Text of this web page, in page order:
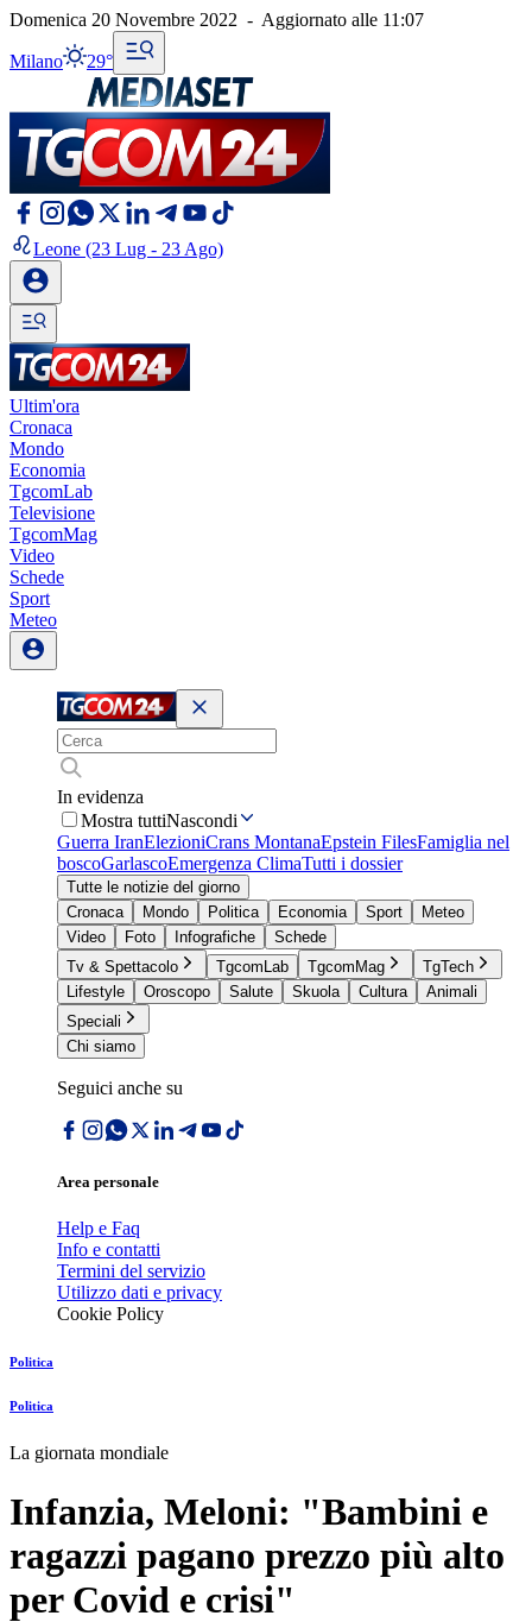
Domenica 20 Novembre 2022 - Aggiornato alle 11:07
Milano 29°
Leone (23 Lug - 23 Ago)
Ultim'ora
Cronaca
Mondo
Economia
TgcomLab
Televisione
TgcomMag
Video
Schede
Sport
Meteo
In evidenza
Mostra tuttiNascondi
Guerra IranElezioniCrans MontanaEpstein FilesFamiglia nel
boscoGarlascoEmergenza ClimaTutti i dossier
Tutte le notizie del giorno
Cronaca
Mondo Politica Economia Sport
Meteo
Video
Foto Infografiche
Schede
Tv & Spettacolo
TgcomLab TgcomMag
TgTech
Lifestyle
Oroscopo Salute Skuola Cultura
Animali
Speciali
Chi siamo
Seguici anche su
Area personale
Help e Faq
Info e contatti
Termini del servizio
Utilizzo dati e privacy
Cookie Policy
Politica
Politica
La giornata mondiale
Infanzia, Meloni: "Bambini e
ragazzi pagano prezzo più alto
per Covid e crisi"